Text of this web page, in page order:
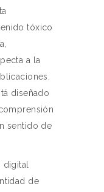
tóxico
a la
diseñado
sentido de
de